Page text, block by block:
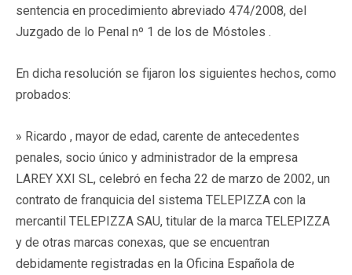
sentencia en procedimiento abreviado 474/2008, del
Juzgado de lo Penal nº 1 de los de Móstoles .
En dicha resolución se fijaron los siguientes hechos, como
probados:
» Ricardo , mayor de edad, carente de antecedentes
penales, socio único y administrador de la empresa
LAREY XXI SL, celebró en fecha 22 de marzo de 2002, un
contrato de franquicia del sistema TELEPIZZA con la
mercantil TELEPIZZA SAU, titular de la marca TELEPIZZA
y de otras marcas conexas, que se encuentran
debidamente registradas en la Oficina Española de